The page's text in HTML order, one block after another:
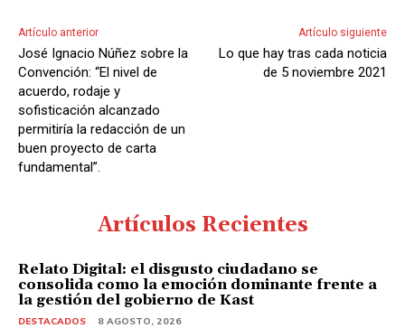
Artículo anterior
José Ignacio Núñez sobre la
Convención: “El nivel de
acuerdo, rodaje y
sofisticación alcanzado
permitiría la redacción de un
buen proyecto de carta
fundamental”.
Artículo siguiente
Lo que hay tras cada noticia
de 5 noviembre 2021
Artículos Recientes
Relato Digital: el disgusto ciudadano se
consolida como la emoción dominante frente a
la gestión del gobierno de Kast
DESTACADOS 8 AGOSTO, 2026